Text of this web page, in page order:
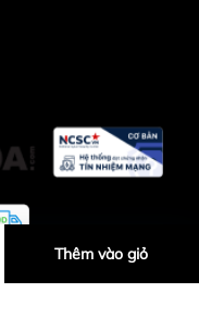
Thêm vào giỏ